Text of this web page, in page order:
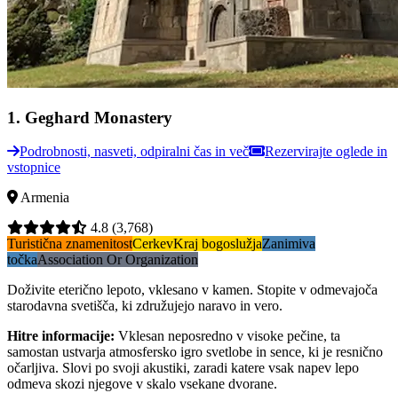
1. Geghard Monastery
Podrobnosti, nasveti, odpiralni čas in več
Rezervirajte oglede in
vstopnice
Armenia
4.8 (3,768)
Turistična znamenitostCerkevKraj bogoslužjaZanimiva
točkaAssociation Or Organization
Doživite eterično lepoto, vklesano v kamen. Stopite v odmevajoča
starodavna svetišča, ki združujejo naravo in vero.
Hitre informacije: Vklesan neposredno v visoke pečine, ta
samostan ustvarja atmosfersko igro svetlobe in sence, ki je resnično
očarljiva. Slovi po svoji akustiki, zaradi katere vsak napev lepo
odmeva skozi njegove v skalo vsekane dvorane.